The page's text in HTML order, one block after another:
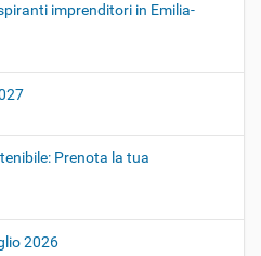
imprenditori in Emilia-
Prenota la tua
2026